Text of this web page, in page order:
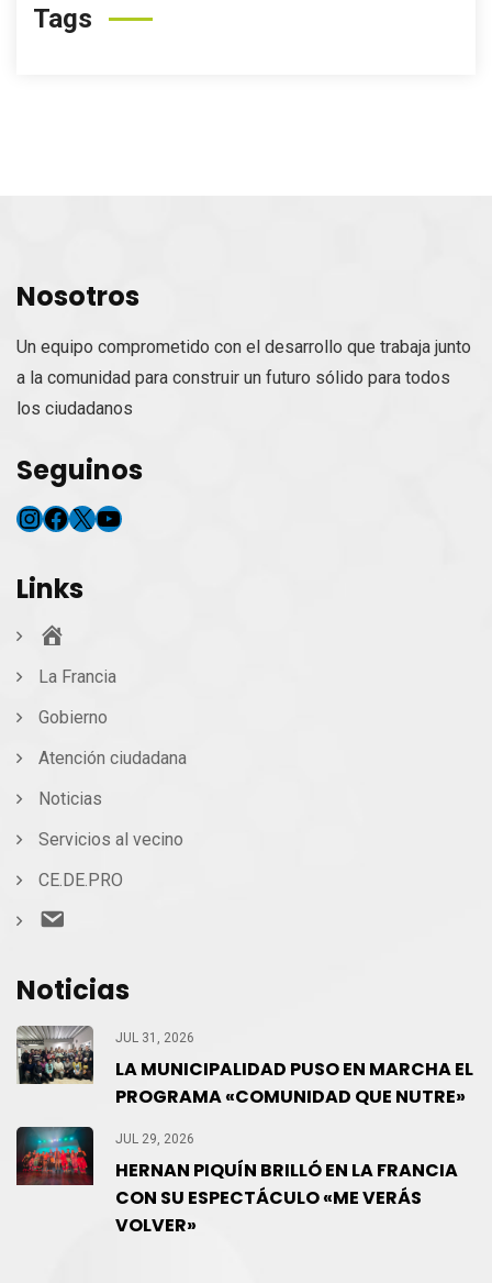
Tags
Nosotros
Un equipo comprometido con el desarrollo que trabaja junto
a la comunidad para construir un futuro sólido para todos
los ciudadanos
Seguinos
Instagram
Facebook
X YouTube
Links
La Francia
Gobierno
Atención ciudadana
Noticias
Servicios al vecino
CE.DE.PRO
Noticias
JUL 31, 2026
LA MUNICIPALIDAD PUSO EN MARCHA EL
PROGRAMA «COMUNIDAD QUE NUTRE»
JUL 29, 2026
HERNAN PIQUÍN BRILLÓ EN LA FRANCIA
CON SU ESPECTÁCULO «ME VERÁS
VOLVER»